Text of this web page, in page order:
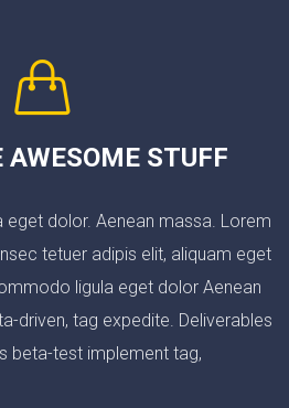
AWESOME STUFF
dolor. Aenean massa. Lorem
tetuer adipis elit, aliquam eget
ligula eget dolor Aenean
driven, tag expedite. Deliverables
beta-test implement tag,
COMPOSER
READ MORE